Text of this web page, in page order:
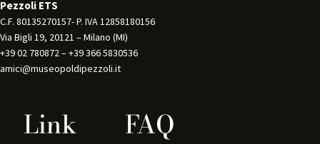
Pezzoli ETS
C.F. 80135270157- P. IVA 12858180156
Via Bigli 19, 20121 – Milano (MI)
+39 02 780872 – +39 366 5830536
amici@museopoldipezzoli.it
Link FAQ